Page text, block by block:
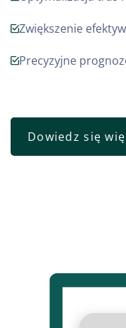
Zwiększenie
Precyzyjne
Dowiedz się